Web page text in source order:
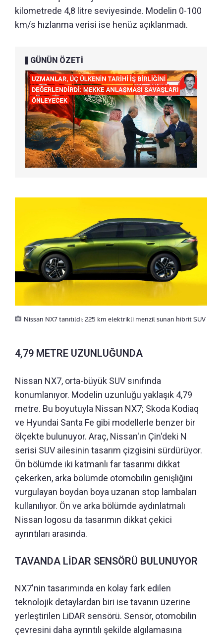
kilometrede 4,8 litre seviyesinde. Modelin 0-100
km/s hızlanma verisi ise henüz açıklanmadı.
GÜNÜN ÖZETİ
Nissan NX7 tanıtıldı: 225 km elektrikli menzil sunan hibrit SUV
4,79 METRE UZUNLUĞUNDA
Nissan NX7, orta-büyük SUV sınıfında
konumlanıyor. Modelin uzunluğu yaklaşık 4,79
metre. Bu boyutuyla Nissan NX7; Skoda Kodiaq
ve Hyundai Santa Fe gibi modellerle benzer bir
ölçekte bulunuyor. Araç, Nissan'ın Çin'deki N
serisi SUV ailesinin tasarım çizgisini sürdürüyor.
Ön bölümde iki katmanlı far tasarımı dikkat
çekerken, arka bölümde otomobilin genişliğini
vurgulayan boydan boya uzanan stop lambaları
kullanılıyor. Ön ve arka bölümde aydınlatmalı
Nissan logosu da tasarımın dikkat çekici
ayrıntıları arasında.
TAVANDA LİDAR SENSÖRÜ BULUNUYOR
NX7'nin tasarımında en kolay fark edilen
teknolojik detaylardan biri ise tavanın üzerine
yerleştirilen LiDAR sensörü. Sensör, otomobilin
çevresini daha ayrıntılı şekilde algılamasına